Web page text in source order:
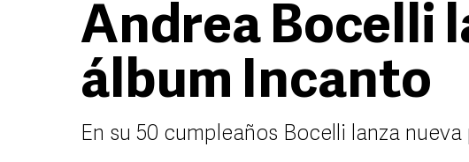
Andrea Bocelli
álbum Incanto
En su 50 cumpleaños Bocelli lanza